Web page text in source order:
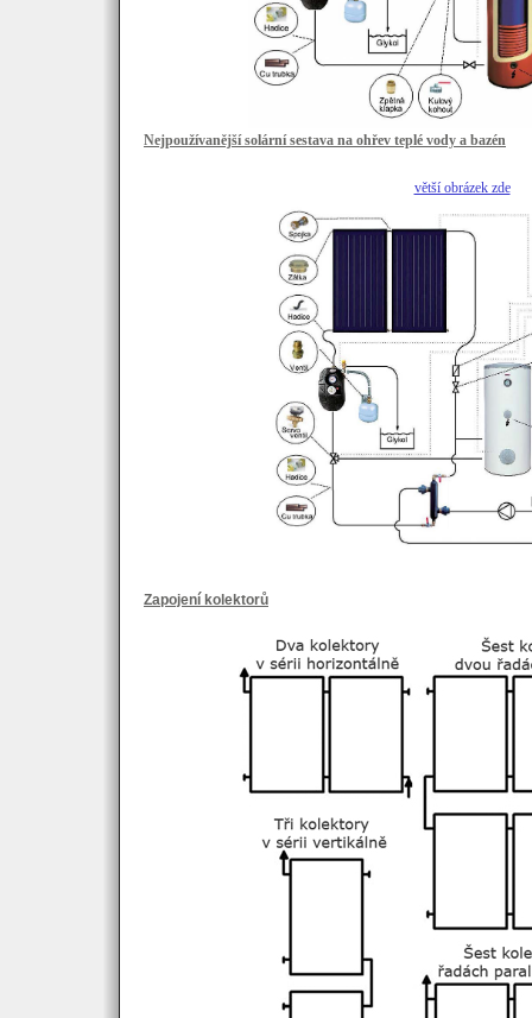
Nejpoužívanější solární sestava na ohřev teplé vody a bazén
větší obrázek zde
Zapojení kolektorů